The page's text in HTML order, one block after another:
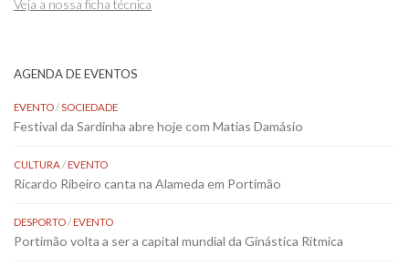
Veja a nossa ficha técnica
AGENDA DE EVENTOS
EVENTO/SOCIEDADE
Festival da Sardinha abre hoje com Matias Damásio
CULTURA/EVENTO
Ricardo Ribeiro canta na Alameda em Portimão
DESPORTO/EVENTO
Portimão volta a ser a capital mundial da Ginástica Rítmica